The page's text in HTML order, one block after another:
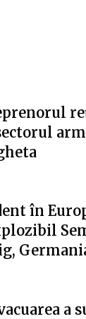
în
a